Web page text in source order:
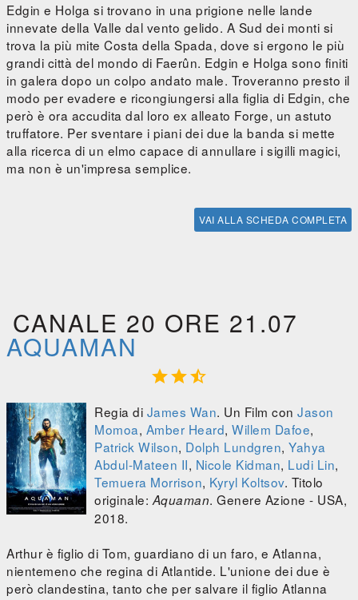
Edgin e Holga si trovano in una prigione nelle lande
innevate della Valle dal vento gelido. A Sud dei monti si
trova la più mite Costa della Spada, dove si ergono le più
grandi città del mondo di Faerûn. Edgin e Holga sono finiti
in galera dopo un colpo andato male. Troveranno presto il
modo per evadere e ricongiungersi alla figlia di Edgin, che
però è ora accudita dal loro ex alleato Forge, un astuto
truffatore. Per sventare i piani dei due la banda si mette
alla ricerca di un elmo capace di annullare i sigilli magici,
ma non è un'impresa semplice.
VAI ALLA SCHEDA COMPLETA
CANALE 20 ORE 21.07
AQUAMAN

Regia di James Wan. Un Film con Jason
Momoa, Amber Heard, Willem Dafoe,
Patrick Wilson, Dolph Lundgren, Yahya
Abdul-Mateen II, Nicole Kidman, Ludi Lin,
Temuera Morrison, Kyryl Koltsov. Titolo
originale: Aquaman. Genere Azione - USA,
2018.
Arthur è figlio di Tom, guardiano di un faro, e Atlanna,
nientemeno che regina di Atlantide. L'unione dei due è
però clandestina, tanto che per salvare il figlio Atlanna